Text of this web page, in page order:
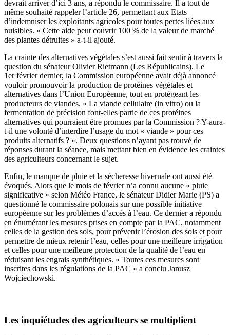
devrait arriver d’ici 3 ans, a répondu le commissaire. Il a tout de
même souhaité rappeler l’article 26, permettant aux Etats
d’indemniser les exploitants agricoles pour toutes pertes liées aux
nuisibles. « Cette aide peut couvrir 100 % de la valeur de marché
des plantes détruites » a-t-il ajouté.
La crainte des alternatives végétales s’est aussi fait sentir à travers la
question du sénateur Olivier Rietmann (Les Républicains). Le
1er février dernier, la Commission européenne avait déjà annoncé
vouloir promouvoir la production de protéines végétales et
alternatives dans l’Union Européenne, tout en protégeant les
producteurs de viandes. « La viande cellulaire (in vitro) ou la
fermentation de précision font-elles partie de ces protéines
alternatives qui pourraient être promues par la Commission ? Y-aura-
t-il une volonté d’interdire l’usage du mot « viande » pour ces
produits alternatifs ? ». Deux questions n’ayant pas trouvé de
réponses durant la séance, mais mettant bien en évidence les craintes
des agriculteurs concernant le sujet.
Enfin, le manque de pluie et la sécheresse hivernale ont aussi été
évoqués. Alors que le mois de février n’a connu aucune « pluie
significative » selon Météo France, le sénateur Didier Marie (PS) a
questionné le commissaire polonais sur une possible initiative
européenne sur les problèmes d’accès à l’eau. Ce dernier a répondu
en énumérant les mesures prises en compte par la PAC, notamment
celles de la gestion des sols, pour prévenir l’érosion des sols et pour
permettre de mieux retenir l’eau, celles pour une meilleure irrigation
et celles pour une meilleure protection de la qualité de l’eau en
réduisant les engrais synthétiques. « Toutes ces mesures sont
inscrites dans les régulations de la PAC » a conclu Janusz
Wojciechowski.
Les inquiétudes des agriculteurs se multiplient